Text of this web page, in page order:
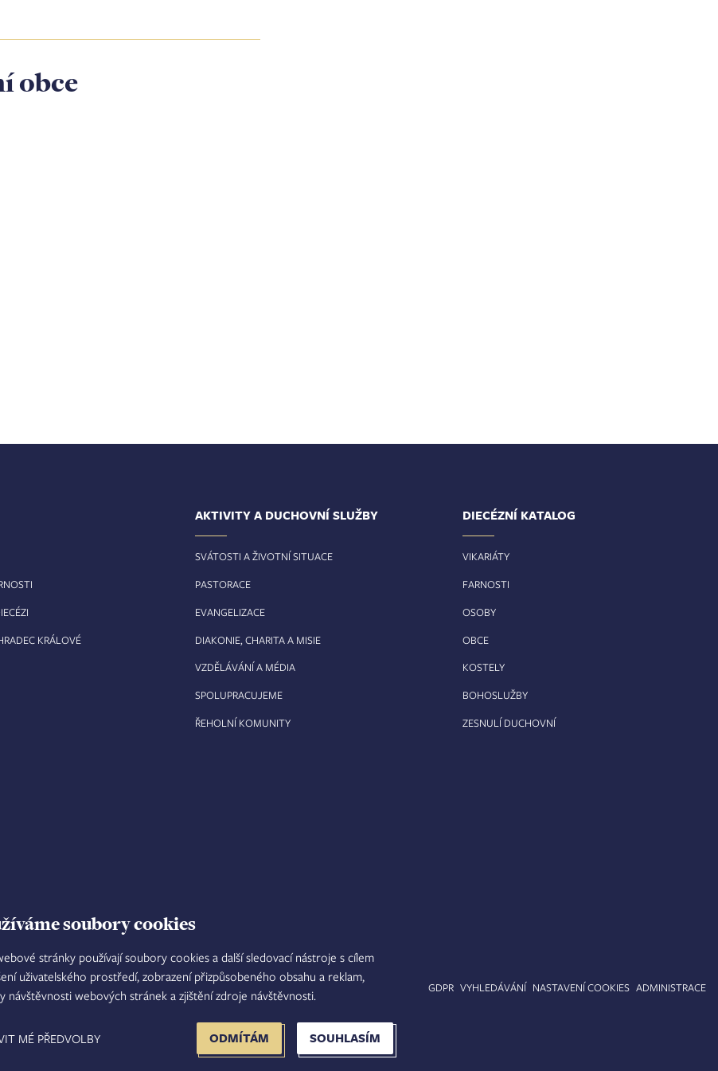
soubory cookies
stránky používají soubory cookies a další sledovací nástroje s cílem
uživatelského prostředí, zobrazení přizpůsobeného obsahu a reklam,
návštěvnosti webových stránek a zjištění zdroje návštěvnosti.
SOUHLASÍM
ODMÍTÁM
MÉ PŘEDVOLBY
obce
KRÁLOVÉ
AKTIVITY A DUCHOVNÍ SLUŽBY
SVÁTOSTI A ŽIVOTNÍ SITUACE
PASTORACE
EVANGELIZACE
DIAKONIE, CHARITA A MISIE
VZDĚLÁVÁNÍ A MÉDIA
SPOLUPRACUJEME
ŘEHOLNÍ KOMUNITY
DIECÉZNÍ KATALOG
VIKARIÁTY
FARNOSTI
OSOBY
OBCE
KOSTELY
BOHOSLUŽBY
ZESNULÍ DUCHOVNÍ
FOOTER
MENU
TISKOVÝ MLUVČÍ MAPA STRÁNEK GDPR VYHLEDÁVÁNÍ NASTAVENÍ COOKIES ADMINISTRACE